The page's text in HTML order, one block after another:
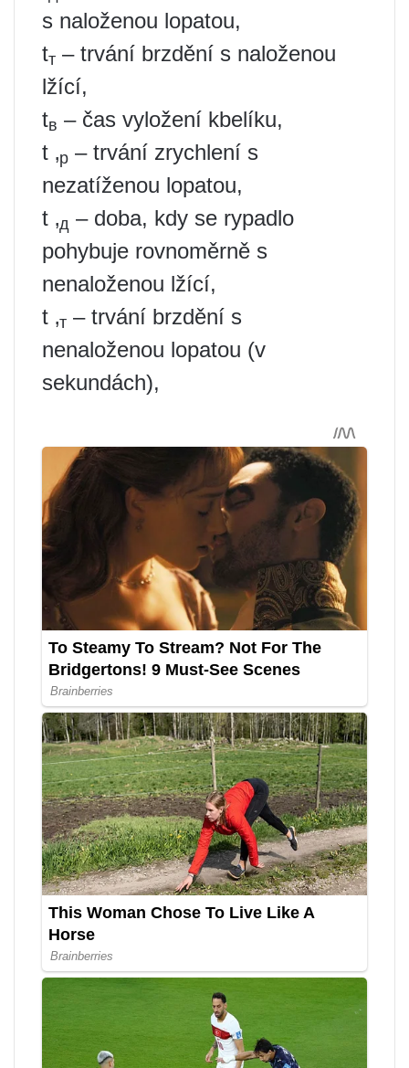
s naloženou lopatou,
tт – trvání brzdění s naloženou
lžící,
tв – čas vyložení kbelíku,
t ‚р – trvání zrychlení s
nezatíženou lopatou,
t ‚д – doba, kdy se rypadlo
pohybuje rovnoměrně s
nenaloženou lžící,
t ‚т – trvání brzdění s
nenaloženou lopatou (v
sekundách),